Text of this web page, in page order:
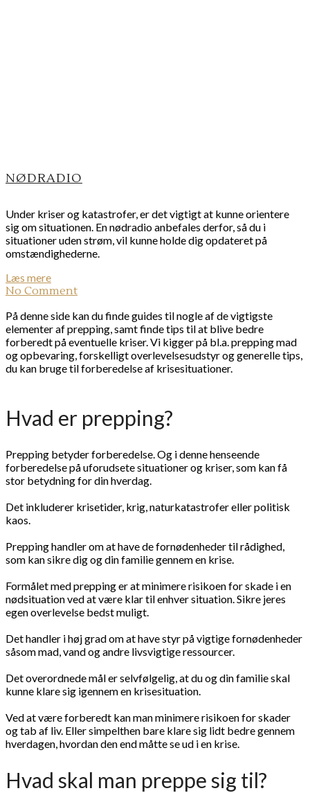
NØDRADIO
Under kriser og katastrofer, er det vigtigt at kunne orientere
sig om situationen. En nødradio anbefales derfor, så du i
situationer uden strøm, vil kunne holde dig opdateret på
omstændighederne.
Læs mere
No Comment
På denne side kan du finde guides til nogle af de vigtigste
elementer af prepping, samt finde tips til at blive bedre
forberedt på eventuelle kriser. Vi kigger på bl.a. prepping mad
og opbevaring, forskelligt overlevelsesudstyr og generelle tips,
du kan bruge til forberedelse af krisesituationer.
Hvad er prepping?
Prepping betyder forberedelse. Og i denne henseende
forberedelse på uforudsete situationer og kriser, som kan få
stor betydning for din hverdag.
Det inkluderer krisetider, krig, naturkatastrofer eller politisk
kaos.
Prepping handler om at have de fornødenheder til rådighed,
som kan sikre dig og din familie gennem en krise.
Formålet med prepping er at minimere risikoen for skade i en
nødsituation ved at være klar til enhver situation. Sikre jeres
egen overlevelse bedst muligt.
Det handler i høj grad om at have styr på vigtige fornødenheder
såsom mad, vand og andre livsvigtige ressourcer.
Det overordnede mål er selvfølgelig, at du og din familie skal
kunne klare sig igennem en krisesituation.
Ved at være forberedt kan man minimere risikoen for skader
og tab af liv. Eller simpelthen bare klare sig lidt bedre gennem
hverdagen, hvordan den end måtte se ud i en krise.
Hvad skal man preppe sig til?